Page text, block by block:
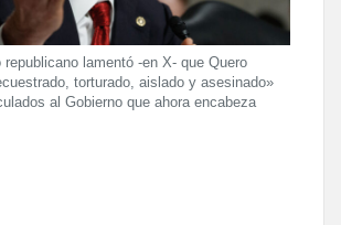
republicano lamentó -en X- que Quero
torturado, aislado y asesinado»
al Gobierno que ahora encabeza